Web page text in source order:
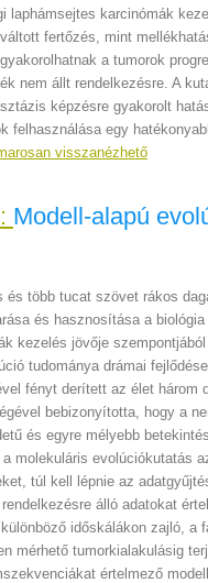
laphámsejtes karcinómák
fertőzés, mint
a tumorok
nem állt rendelkezésre. A
képzésre gyakorolt
felhasználása egy
visszanézhető
Modell-alapú
és több tucat szövet rákos
és hasznosítása a
kezelés jövője
tudománya drámai
fényt derített az élet három
bebizonyította, hogy a
és egyre mélyebb
molekuláris evolúciókutatás
túl kell lépnie az
álló adatokat
időskálákon zajló, a
mérhető tumorkialakulásig
értelmező